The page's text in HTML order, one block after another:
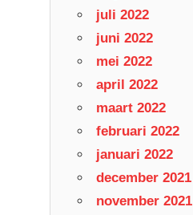
juli 2022
juni 2022
mei 2022
april 2022
maart 2022
februari 2022
januari 2022
december 2021
november 2021